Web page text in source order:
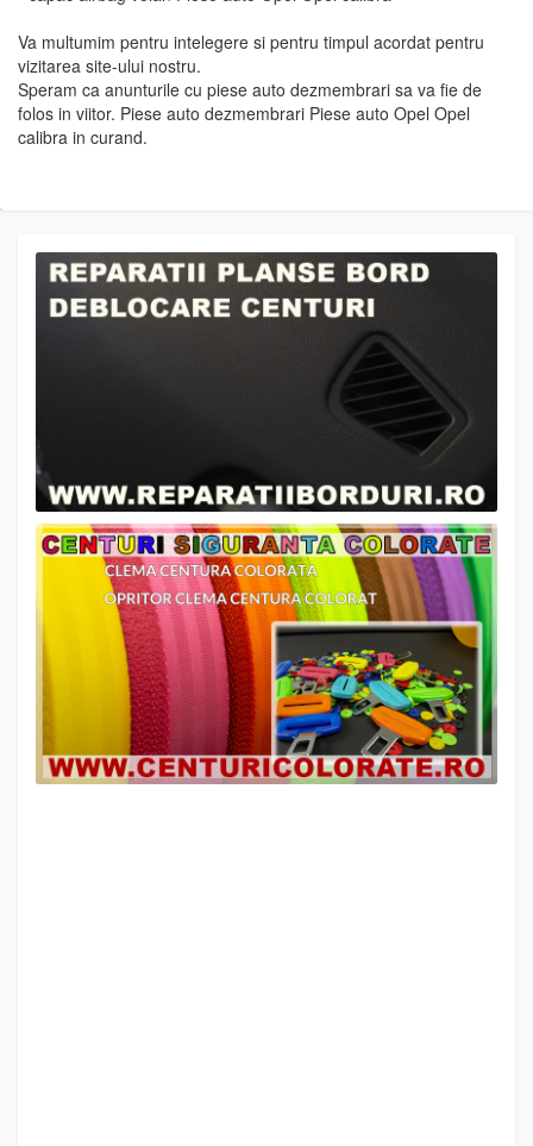
Va multumim pentru intelegere si pentru timpul acordat pentru
vizitarea site-ului nostru.
Speram ca anunturile cu piese auto dezmembrari sa va fie de
folos in viitor. Piese auto dezmembrari Piese auto Opel Opel
calibra in curand.